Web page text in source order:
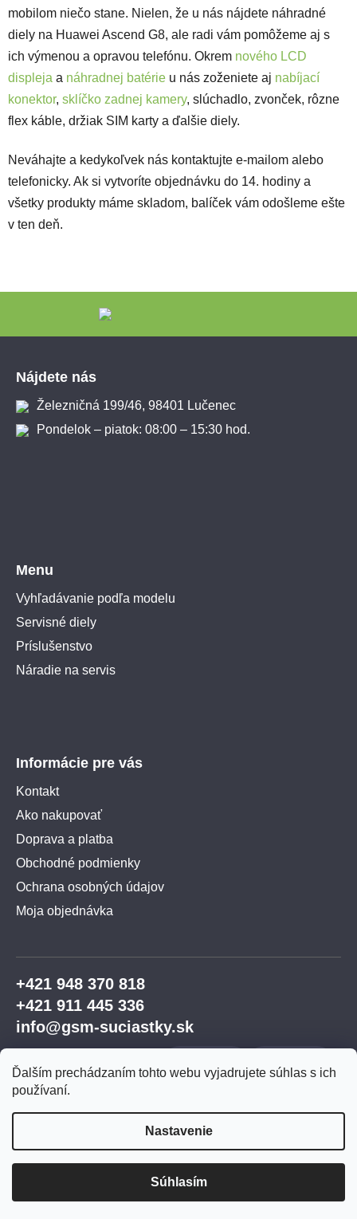
Ďalším prechádzaním tohto webu vyjadrujete súhlas s ich
používaní.
Nastavenie
Súhlasím
mobilom niečo stane. Nielen, že u nás nájdete náhradné
diely na Huawei Ascend G8, ale radi vám pomôžeme aj s
ich výmenou a opravou telefónu. Okrem nového LCD
displeja a náhradnej batérie u nás zoženiete aj nabíjací
konektor, sklíčko zadnej kamery, slúchadlo, zvonček, rôzne
flex káble, držiak SIM karty a ďalšie diely.
Neváhajte a kedykoľvek nás kontaktujte e-mailom alebo
telefonicky. Ak si vytvoríte objednávku do 14. hodiny a
všetky produkty máme skladom, balíček vám odošleme ešte
v ten deň.
Nájdete nás
Železničná 199/46, 98401 Lučenec
Pondelok – piatok: 08:00 – 15:30 hod.
Menu
Vyhľadávanie podľa modelu
Servisné diely
Príslušenstvo
Náradie na servis
Informácie pre vás
Kontakt
Ako nakupovať
Doprava a platba
Obchodné podmienky
Ochrana osobných údajov
Moja objednávka
+421 948 370 818
+421 911 445 336
info@gsm-suciastky.sk
GSM súčiastky
vyhradené.Upraviť nastavenie cookies